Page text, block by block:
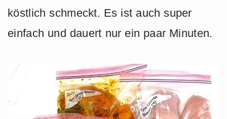
köstlich schmeckt. Es ist auch super
einfach und dauert nur ein paar Minuten.